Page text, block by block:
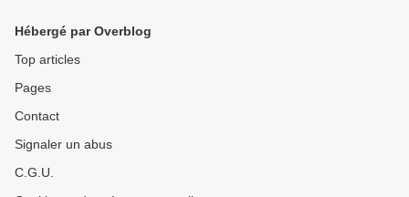
Hébergé par Overblog
Top articles
Pages
Contact
Signaler un abus
C.G.U.